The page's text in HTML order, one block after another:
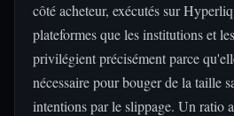
côté acheteur, exécutés sur
plateformes que les institutions et
privilégient précisément parce
nécessaire pour bouger de la taille
intentions par le slippage. Un ratio